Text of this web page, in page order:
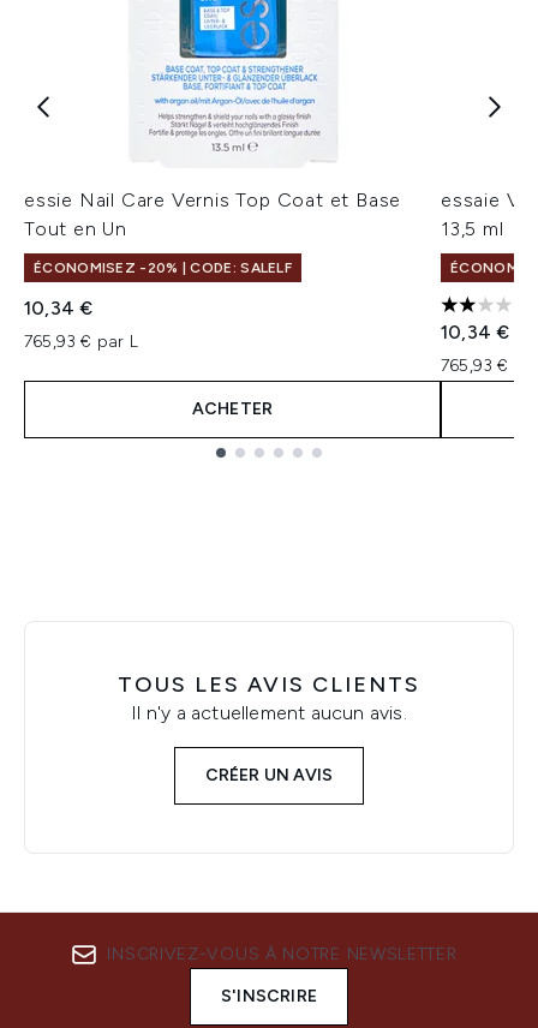
essie Nail Care Vernis Top Coat et Base
Tout en Un
ÉCONOMISEZ -20% | CODE: SALELF
10,34 €
765,93 € par L
ACHETER
essaie
13,5 ml
2 étoiles
10,34 €
765,93 €
TOUS LES AVIS CLIENTS
Il n'y a actuellement aucun avis.
CRÉER UN AVIS
INSCRIVEZ-VOUS À NOTRE NEWSLETTER
S'INSCRIRE